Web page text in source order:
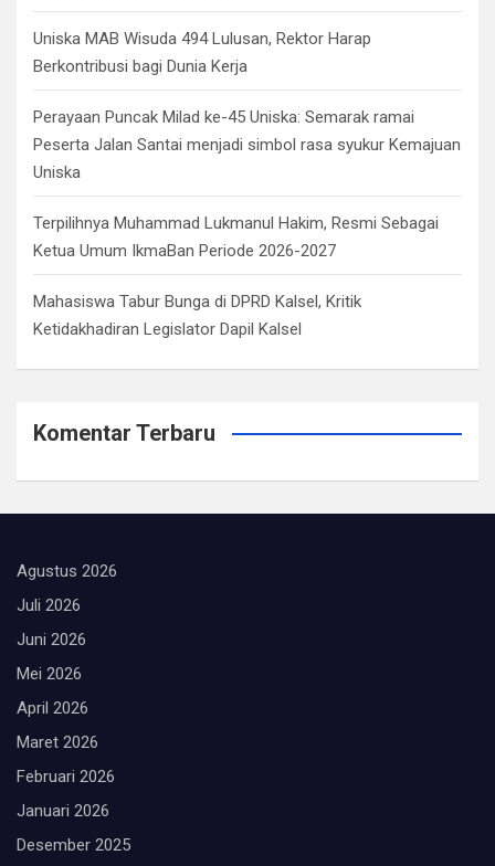
Uniska MAB Wisuda 494 Lulusan, Rektor Harap
Berkontribusi bagi Dunia Kerja
Perayaan Puncak Milad ke-45 Uniska: Semarak ramai
Peserta Jalan Santai menjadi simbol rasa syukur Kemajuan
Uniska
Terpilihnya Muhammad Lukmanul Hakim, Resmi Sebagai
Ketua Umum IkmaBan Periode 2026-2027
Mahasiswa Tabur Bunga di DPRD Kalsel, Kritik
Ketidakhadiran Legislator Dapil Kalsel
Komentar Terbaru
Agustus 2026
Juli 2026
Juni 2026
Mei 2026
April 2026
Maret 2026
Februari 2026
Januari 2026
Desember 2025